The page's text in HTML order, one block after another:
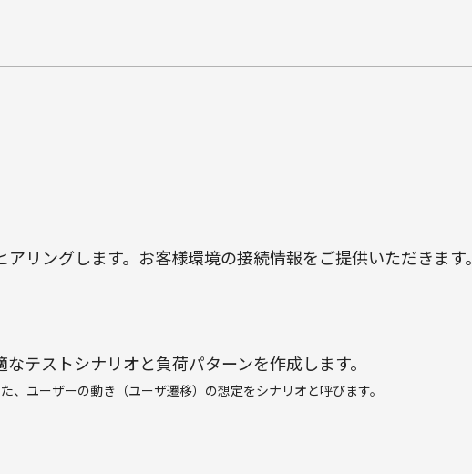
リングします。お客様環境の接続情報をご提供いただきます。
テストシナリオと負荷パターンを作成します。
ユーザーの動き（ユーザ遷移）の想定をシナリオと呼びます。